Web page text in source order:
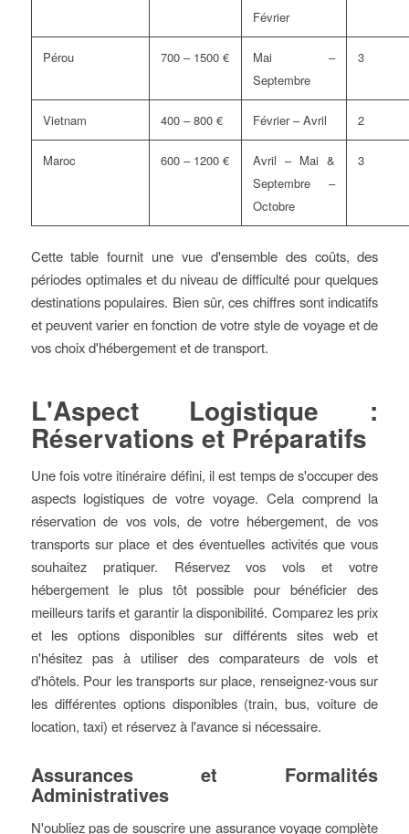
Février
Pérou 700 – 1500 €
Mai –
Septembre
3
Vietnam 400 – 800 € Février – Avril 2
Maroc 600 – 1200 €
Avril – Mai &
Septembre –
Octobre
3
Cette table fournit une vue d'ensemble des coûts, des
périodes optimales et du niveau de difficulté pour quelques
destinations populaires. Bien sûr, ces chiffres sont indicatifs
et peuvent varier en fonction de votre style de voyage et de
vos choix d'hébergement et de transport.
L'Aspect Logistique :
Réservations et Préparatifs
Une fois votre itinéraire défini, il est temps de s'occuper des
aspects logistiques de votre voyage. Cela comprend la
réservation de vos vols, de votre hébergement, de vos
transports sur place et des éventuelles activités que vous
souhaitez pratiquer. Réservez vos vols et votre
hébergement le plus tôt possible pour bénéficier des
meilleurs tarifs et garantir la disponibilité. Comparez les prix
et les options disponibles sur différents sites web et
n'hésitez pas à utiliser des comparateurs de vols et
d'hôtels. Pour les transports sur place, renseignez-vous sur
les différentes options disponibles (train, bus, voiture de
location, taxi) et réservez à l'avance si nécessaire.
Assurances et Formalités
Administratives
N'oubliez pas de souscrire une assurance voyage complète